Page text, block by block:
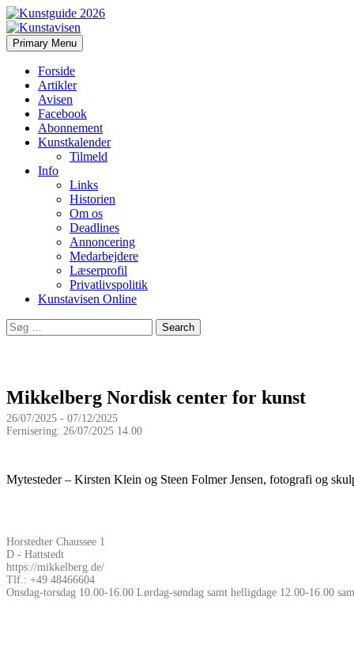
Kunstavisen
Search
Primary Menu Skip
to
Forside
Artikler
Avisen
Facebook
Abonnement
Kunstkalender
Tilmeld
Info
Links
Historien
Om os
Deadlines
Annoncering
Medarbejdere
Læserprofil
Privatlivspolitik
Kunstavisen Online
Search
for:
Mikkelberg Nordisk center for kunst
26/07/2025 - 07/12/2025
Fernisering: 26/07/2025 14.00
Mytesteder – Kirsten Klein og Steen Folmer Jensen, fotografi og
Horstedter Chaussee 1
D - Hattstedt
https://mikkelberg.de/
Tlf.: +49 48466604
Onsdag-torsdag 10.00-16.00 Lørdag-søndag samt helligdage 12.00-16.00